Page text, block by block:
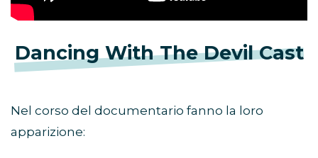
Dancing With The Devil Cast
Nel corso del documentario fanno la loro
apparizione: